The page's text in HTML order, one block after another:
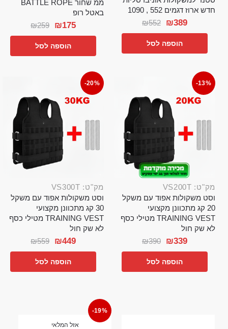
חדש ארוז דגמים 552 , 1090
₪552 ₪389
הוספה לסל
ממ שחור BATTLE ROPE
באטל רופ
₪259 ₪175
הוספה לסל
-13%
מק"ט: VS200T
וסט משקולות אפוד עם משקל
20 קג מתכוונן מקצועי
TRAINING VEST מטילי כסף
לא שק חול
₪390 ₪339
הוספה לסל
-20%
מק"ט: VS300T
וסט משקולות אפוד עם משקל
30 קג מתכוונן מקצועי
TRAINING VEST מטילי כסף
לא שק חול
₪559 ₪449
הוספה לסל
-19%
אזל המלאי